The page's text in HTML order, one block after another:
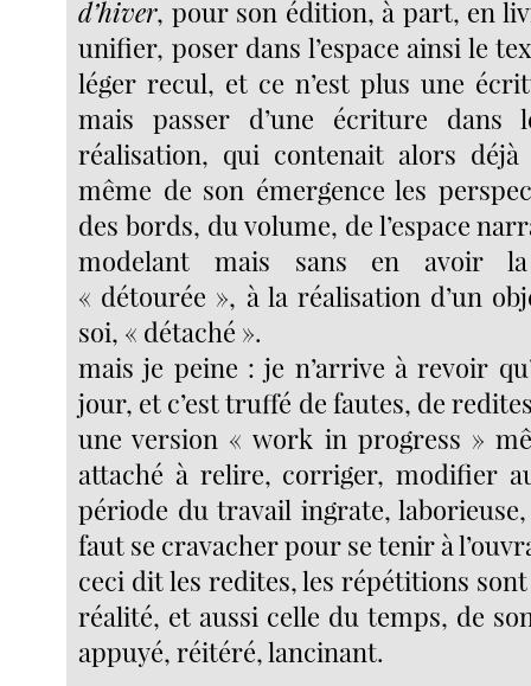
d’hiver, pour son édition, à part, en
unifier, poser dans l’espace ainsi le
léger recul, et ce n’est plus une
mais passer d’une écriture dans
réalisation, qui contenait alors
même de son émergence les
des bords, du volume, de l’espace
modelant mais sans en avoir
« détourée », à la réalisation d’un
soi, « détaché ».
mais je peine : je n’arrive à revoir
jour, et c’est truffé de fautes, de
une version « work in progress »
attaché à relire, corriger, modifier
période du travail ingrate,
faut se cravacher pour se tenir à
ceci dit les redites, les répétitions sont
réalité, et aussi celle du temps, de
appuyé, réitéré, lancinant.